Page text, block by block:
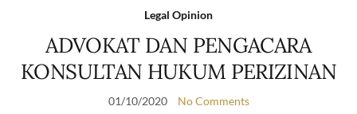
Legal Opinion
ADVOKAT DAN PENGACARA
KONSULTAN HUKUM PERIZINAN
01/10/2020 No Comments